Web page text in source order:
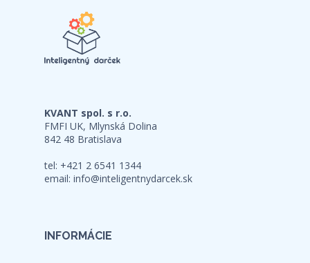
KVANT spol. s r.o.
FMFI UK, Mlynská Dolina
842 48 Bratislava
tel: +421 2 6541 1344
email: info@inteligentnydarcek.sk
INFORMÁCIE